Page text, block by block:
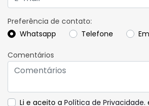
Li e aceito a Política de Privacidade.